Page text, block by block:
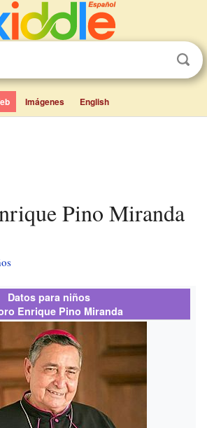
Imágenes English
Datos para niños
Enrique Pino Miranda